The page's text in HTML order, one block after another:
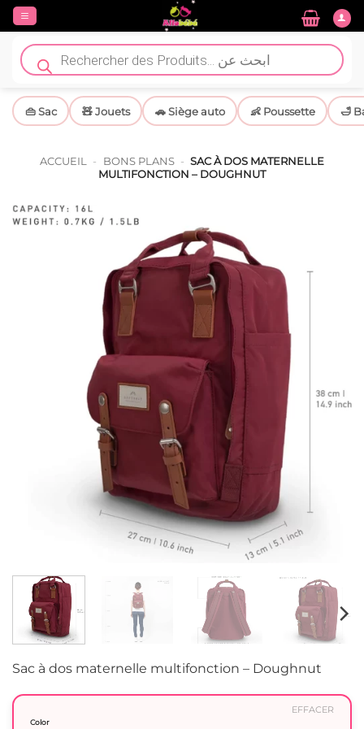
Passer
contenu
Recherche
de
produits
👜 Sac 🧸 Jouets 🚗 Siège auto 👶 Poussette 🛁
ACCUEIL - BONS PLANS - SAC À DOS MATERNELLE
MULTIFONCTION – DOUGHNUT
Sac à dos maternelle multifonction – Doughnut
Color
EFFACER